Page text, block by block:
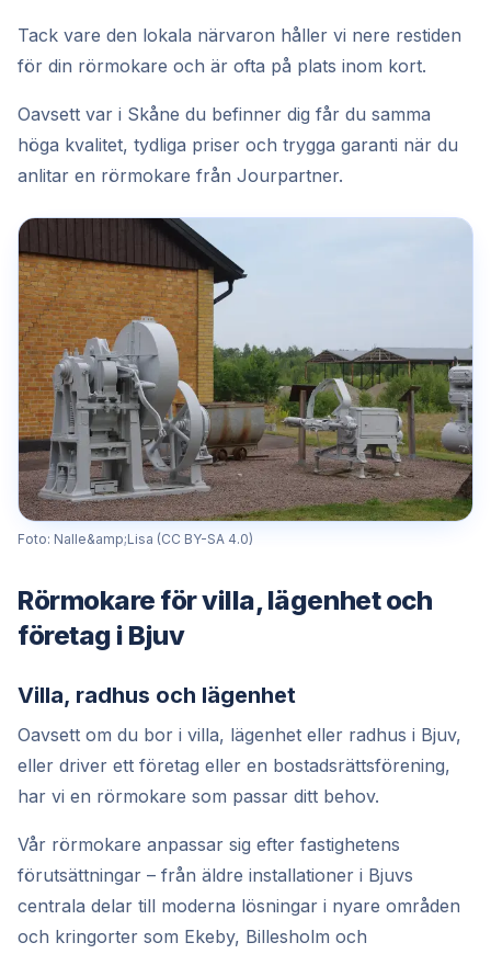
Tack vare den lokala närvaron håller vi nere restiden
för din rörmokare och är ofta på plats inom kort.
Oavsett var i Skåne du befinner dig får du samma
höga kvalitet, tydliga priser och trygga garanti när du
anlitar en rörmokare från Jourpartner.
Foto: Nalle&amp;Lisa (CC BY-SA 4.0)
Rörmokare för villa, lägenhet och
företag i Bjuv
Villa, radhus och lägenhet
Oavsett om du bor i villa, lägenhet eller radhus i Bjuv,
eller driver ett företag eller en bostadsrättsförening,
har vi en rörmokare som passar ditt behov.
Vår rörmokare anpassar sig efter fastighetens
förutsättningar – från äldre installationer i Bjuvs
centrala delar till moderna lösningar i nyare områden
och kringorter som Ekeby, Billesholm och